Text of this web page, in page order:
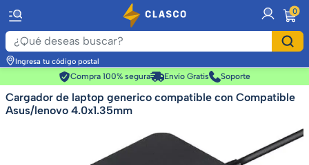
0
Ingresa tu código postal
Compra 100% segura
Envío Gratis Soporte
Cargador de laptop generico compatible con Compatible
Asus/lenovo 4.0x1.35mm